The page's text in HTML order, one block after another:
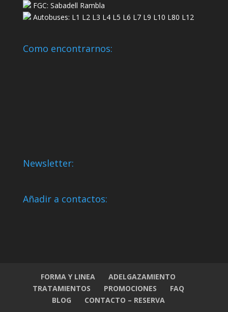
FGC: Sabadell Rambla
Autobuses: L1 L2 L3 L4 L5 L6 L7 L9 L10 L80 L12
Como encontrarnos:
Newsletter:
Añadir a contactos:
FORMA Y LINEA
ADELGAZAMIENTO
TRATAMIENTOS
PROMOCIONES
FAQ
BLOG
CONTACTO – RESERVA